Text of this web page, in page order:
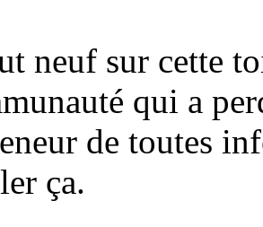
neuf sur cette
qui a
de toutes
ça.